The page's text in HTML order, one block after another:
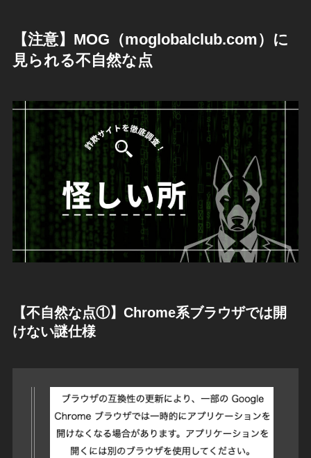
【注意】MOG（moglobalclub.com）に
見られる不自然な点
【不自然な点①】Chrome系ブラウザでは開
けない謎仕様